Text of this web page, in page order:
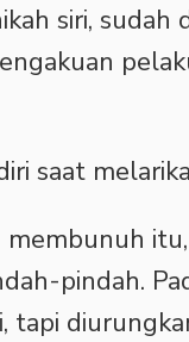
siri,
saat
membunuh
pindah.